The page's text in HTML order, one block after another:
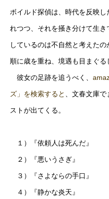
ボイルド探偵は、時代を反映
れつつ、それを掻き分けて生
しているのは不自然と考えた
順に歳を重ね、境遇も目まぐる
彼女の足跡を追うべく、
ズ」を検索すると 、文春文庫
ストが出てくる。
１）『依頼人は死んだ』
２）『悪いうさぎ』
３）『さよならの手口』
４）『静かな炎天』